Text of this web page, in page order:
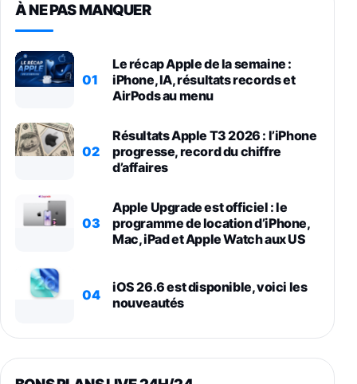
À NE PAS MANQUER
01
Le récap Apple de la semaine :
iPhone, IA, résultats records et
AirPods au menu
02
Résultats Apple T3 2026 : l’iPhone
progresse, record du chiffre
d’affaires
03
Apple Upgrade est officiel : le
programme de location d’iPhone,
Mac, iPad et Apple Watch aux US
04
iOS 26.6 est disponible, voici les
nouveautés